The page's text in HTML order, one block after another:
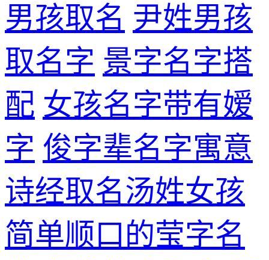
男孩取名 尹姓男孩
取名字 景字名字搭
配 女孩名字带有嫒
字 俊字辈名字寓意
诗经取名汤姓女孩
简单顺口的莹字名